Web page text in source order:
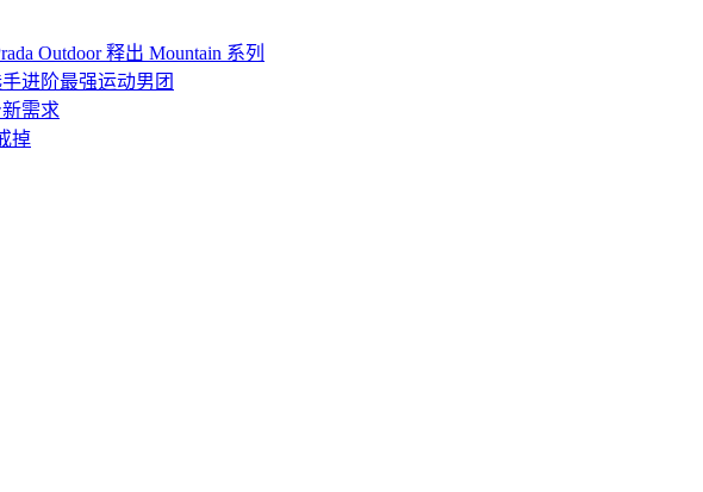
Outdoor 释出 Mountain 系列
进阶最强运动男团
需求
掉